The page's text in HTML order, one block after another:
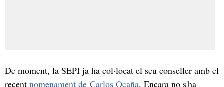
De moment, la SEPI ja ha col·locat el seu conseller amb el
recent nomenament de Carlos Ocaña. Encara no s'ha